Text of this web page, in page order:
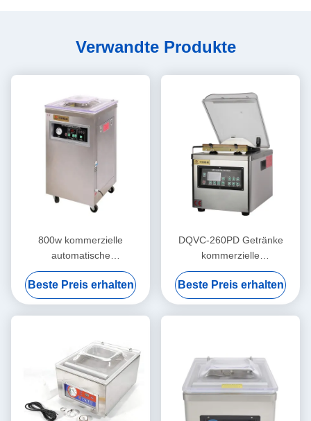
Verwandte Produkte
800w kommerzielle
automatische
Vakuumverpackungsmaschine
für Brot und Fleisch
Beste Preis erhalten
DQVC-260PD Getränke
kommerzielle
Vakuumverpackungsmaschine
Hochleistungs
Vakuumversiegelungsmaschine
Beste Preis erhalten